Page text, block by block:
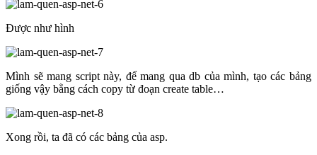
Được như hình
Mình sẽ mang script này, để mang qua db của mình, tạo các bảng
giống vậy bằng cách copy từ đoạn create table…
Xong rồi, ta đã có các bảng của asp.